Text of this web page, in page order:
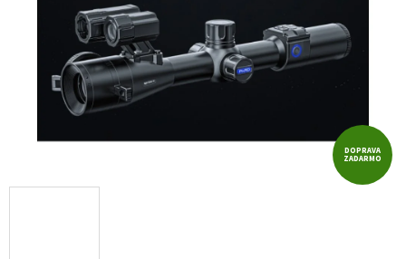
DOPRAVA
ZADARMO